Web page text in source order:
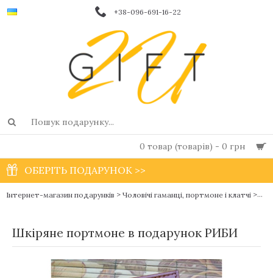
+38-096-691-16-22
0 товар (товарів) - 0 грн
ОБЕРІТЬ ПОДАРУНОК >>
Інтернет-магазин подарунків > Чоловічі гаманці, портмоне і клатчі >
Шкіряне портмоне в подарунок РИБИ